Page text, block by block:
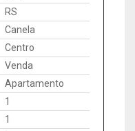
RS
Canela
Centro
Venda
Apartamento
1
1